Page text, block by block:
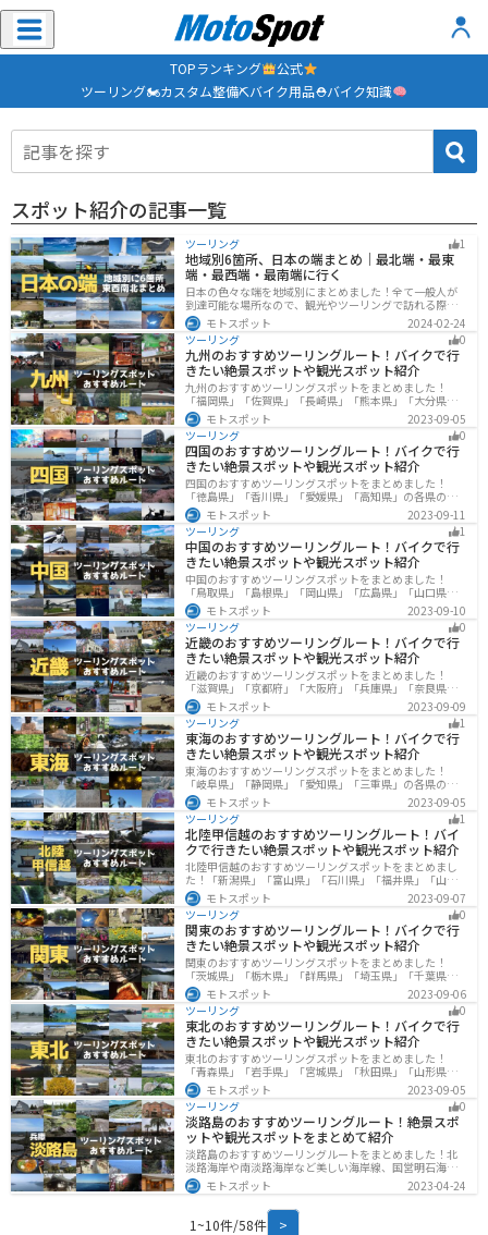
TOPランキング
公式
ツーリング🏍カスタム整備⛏バイク用品⛑バイク知識
スポット紹介の記事一覧
ツーリング 1
地域別6箇所、日本の端まとめ｜最北端・最東
端・最西端・最南端に行く
日本の色々な端を地域別にまとめました！全て一般人が
到達可能な場所なので、観光やツーリングで訪れる際の
参考にしてください。
モトスポット
2024-02-24
ツーリング
0
九州のおすすめツーリングルート！バイクで行
きたい絶景スポットや観光スポット紹介
九州のおすすめツーリングスポットをまとめました！
「福岡県」「佐賀県」「長崎県」「熊本県」「大分県」
「宮崎都」「鹿児島県」の各県の観光地紹介します。自
然豊かな山々や湖、温泉地が点在し、四季折々の景色を
楽しめるスポットが多数あります。バイクで九州にツー
リングに行く際は参考にしてください。
モトスポット
2023-09-05
ツーリング
0
四国のおすすめツーリングルート！バイクで行
きたい絶景スポットや観光スポット紹介
四国のおすすめツーリングスポットをまとめました！
「徳島県」「香川県」「愛媛県」「高知県」の各県の観
光地紹介します。自然豊かな山々や湖、温泉地が点在
し、四季折々の景色を楽しめるスポットが多数ありま
す。バイクで四国にツーリングに行く際は参考にしてく
ださい。
モトスポット
2023-09-11
ツーリング
1
中国のおすすめツーリングルート！バイクで行
きたい絶景スポットや観光スポット紹介
中国のおすすめツーリングスポットをまとめました！
「鳥取県」「島根県」「岡山県」「広島県」「山口県」
の各県の観光地紹介します。自然豊かな山々や湖、温泉
地が点在し、四季折々の景色を楽しめるスポットが多数
あります。バイクで中国にツーリングに行く際は参考に
してください。
モトスポット
2023-09-10
ツーリング
0
近畿のおすすめツーリングルート！バイクで行
きたい絶景スポットや観光スポット紹介
近畿のおすすめツーリングスポットをまとめました！
「滋賀県」「京都府」「大阪府」「兵庫県」「奈良県」
「和歌山」の各県の観光地紹介します。自然豊かな山々
や湖、温泉地が点在し、四季折々の景色を楽しめるスポ
ットが多数あります。バイクで近畿にツーリングに行く
際は参考にしてください。
モトスポット
2023-09-09
ツーリング
1
東海のおすすめツーリングルート！バイクで行
きたい絶景スポットや観光スポット紹介
東海のおすすめツーリングスポットをまとめました！
「岐阜県」「静岡県」「愛知県」「三重県」の各県の観
光地紹介します。自然豊かな山々や湖、温泉地が点在
し、四季折々の景色を楽しめるスポットが多数ありま
す。バイクで東海にツーリングに行く際は参考にしてく
ださい。
モトスポット
2023-09-05
ツーリング
1
北陸甲信越のおすすめツーリングルート！バイ
クで行きたい絶景スポットや観光スポット紹介
北陸甲信越のおすすめツーリングスポットをまとめまし
た！「新潟県」「富山県」「石川県」「福井県」「山梨
県」「長野県」の各県の観光地紹介します。自然豊かな
山々や湖、温泉地が点在し、四季折々の景色を楽しめる
スポットが多数あります。バイクで北陸甲信越にツーリ
ングに行く際は参考にしてください。
モトスポット
2023-09-07
ツーリング
0
関東のおすすめツーリングルート！バイクで行
きたい絶景スポットや観光スポット紹介
関東のおすすめツーリングスポットをまとめました！
「茨城県」「栃木県」「群馬県」「埼玉県」「千葉県」
「東京都」「神奈川県」の各県の観光地紹介します。自
然豊かな山々や湖、温泉地が点在し、四季折々の景色を
楽しめるスポットが多数あります。バイクで関東にツー
リングに行く際は参考にしてください。
モトスポット
2023-09-06
ツーリング
0
東北のおすすめツーリングルート！バイクで行
きたい絶景スポットや観光スポット紹介
東北のおすすめツーリングスポットをまとめました！
「青森県」「岩手県」「宮城県」「秋田県」「山形県」
「福島県」の各県の観光地紹介します。自然豊かな山々
や湖、温泉地が点在し、四季折々の景色を楽しめるスポ
ットが多数あります。バイクで東北にツーリングに行く
際は参考にしてください。
モトスポット
2023-09-05
ツーリング
0
淡路島のおすすめツーリングルート！絶景スポ
ットや観光スポットをまとめて紹介
淡路島のおすすめツーリングルートをまとめました！北
淡路海岸や南淡路海岸など美しい海岸線、国営明石海峡
公園や淡路夢舞台など、自然とアートが融合した施設も
多数あります。バイクで淡路島にツーリングに行く際は
参考にしてください。
モトスポット 2023-04-24
1~10件/58件 >